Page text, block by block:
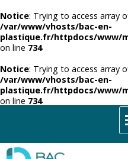
Notice: Trying to access array
/var/www/vhosts/bac-en-
plastique.fr/httpdocs/www/
on line 734
Notice: Trying to access array
/var/www/vhosts/bac-en-
plastique.fr/httpdocs/www/
on line 734